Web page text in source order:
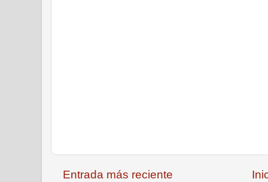
Entrada más reciente